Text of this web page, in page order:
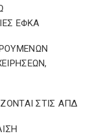
ΕΦΚΑ
ΣΤΙΣ ΑΠΔ